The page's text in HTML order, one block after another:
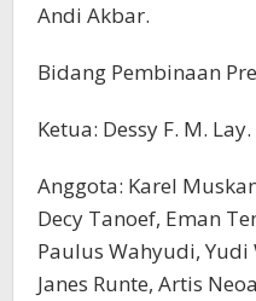
Andi Akbar.
Bidang Pembinaan
Ketua: Dessy F. M. Lay.
Anggota: Karel
Decy Tanoef, Eman
Paulus Wahyudi,
Janes Runte, Artis